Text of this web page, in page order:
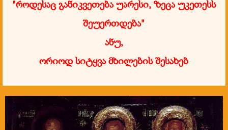
"როდესაც განიკვეთება უარესი, ზეცა უკეთესს
შეუერთდება"
ანუ,
ორიოდ სიტყვა მხილების შესახებ